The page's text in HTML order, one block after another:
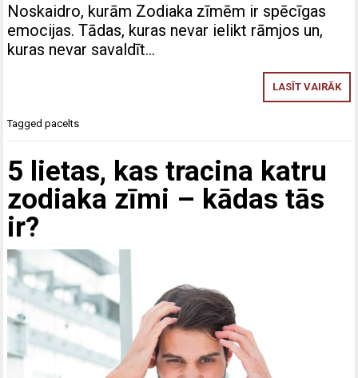
Noskaidro, kurām Zodiaka zīmēm ir spēcīgas
emocijas. Tādas, kuras nevar ielikt rāmjos un,
kuras nevar savaldīt…
LASĪT VAIRĀK
Taggedpacelts
5 lietas, kas tracina katru
zodiaka zīmi – kādas tās
ir?